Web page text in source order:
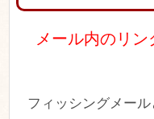
メール内のリ
フィッシングメー